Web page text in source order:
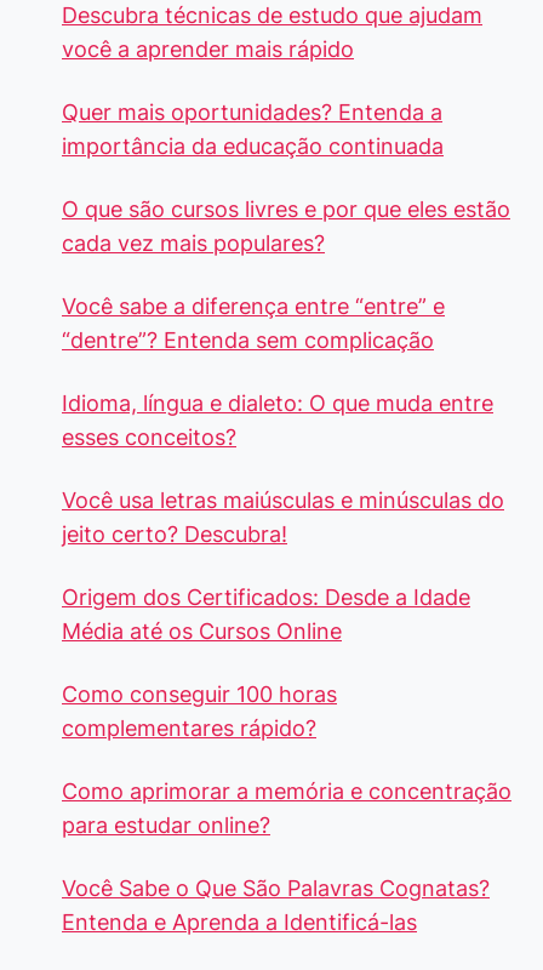
Descubra técnicas de estudo que ajudam
você a aprender mais rápido
Quer mais oportunidades? Entenda a
importância da educação continuada
O que são cursos livres e por que eles estão
cada vez mais populares?
Você sabe a diferença entre “entre” e
“dentre”? Entenda sem complicação
Idioma, língua e dialeto: O que muda entre
esses conceitos?
Você usa letras maiúsculas e minúsculas do
jeito certo? Descubra!
Origem dos Certificados: Desde a Idade
Média até os Cursos Online
Como conseguir 100 horas
complementares rápido?
Como aprimorar a memória e concentração
para estudar online?
Você Sabe o Que São Palavras Cognatas?
Entenda e Aprenda a Identificá-las